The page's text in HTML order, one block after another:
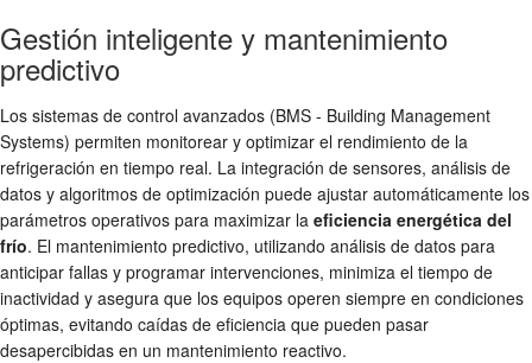
Gestión inteligente y mantenimiento
predictivo
Los sistemas de control avanzados (BMS - Building Management
Systems) permiten monitorear y optimizar el rendimiento de la
refrigeración en tiempo real. La integración de sensores, análisis de
datos y algoritmos de optimización puede ajustar automáticamente los
parámetros operativos para maximizar la eficiencia energética del
frío. El mantenimiento predictivo, utilizando análisis de datos para
anticipar fallas y programar intervenciones, minimiza el tiempo de
inactividad y asegura que los equipos operen siempre en condiciones
óptimas, evitando caídas de eficiencia que pueden pasar
desapercibidas en un mantenimiento reactivo.